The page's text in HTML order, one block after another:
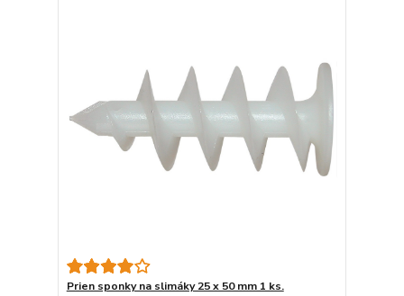
Prien sponky na slimáky 25 x 50 mm 1 ks.